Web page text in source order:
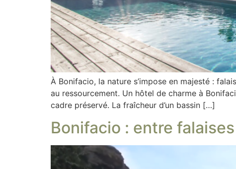
À Bonifacio, la nature s’impose en majesté :
au ressourcement. Un hôtel de charme à
cadre préservé. La fraîcheur d’un bassin […]
Bonifacio : entre